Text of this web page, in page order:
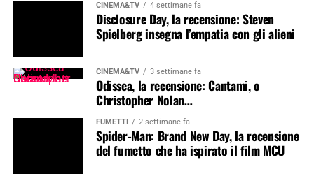
CINEMA&TV 4 settimane fa
Disclosure Day, la recensione: Steven
Spielberg insegna l’empatia con gli alieni
CINEMA&TV 3 settimane fa
Odissea, la recensione: Cantami, o
Christopher Nolan…
FUMETTI 2 settimane fa
Spider-Man: Brand New Day, la recensione
del fumetto che ha ispirato il film MCU